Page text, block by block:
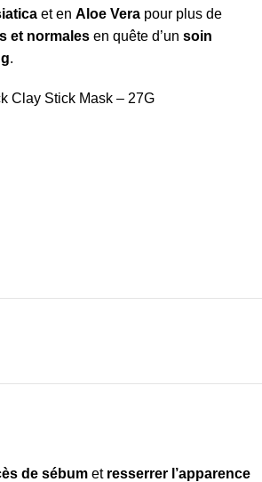
et en Aloe Vera pour plus de
et normales en quête d’un soin
.
Clay Stick Mask – 27G
de sébum et resserrer l’apparence